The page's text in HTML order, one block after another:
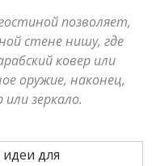
позволяет,
стене нишу, где
ковер или
оружие, наконец,
зеркало.